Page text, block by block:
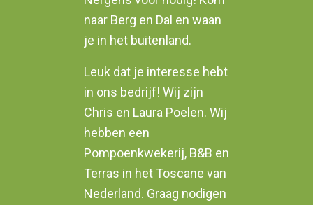
naar Berg en Dal en waan
je in het buitenland.
Leuk dat je interesse hebt
in ons bedrijf! Wij zijn
Chris en Laura Poelen. Wij
hebben een
Pompoenkwekerij, B&B en
Terras in het Toscane van
Nederland. Graag nodigen